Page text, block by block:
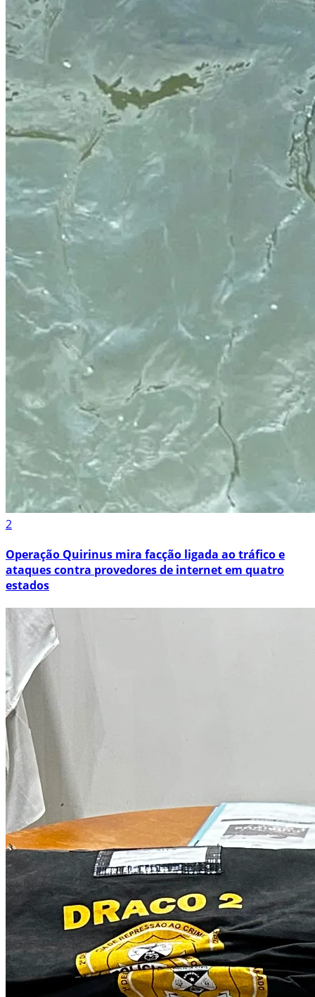
2
Operação Quirinus mira facção ligada ao tráfico e
ataques contra provedores de internet em quatro
estados